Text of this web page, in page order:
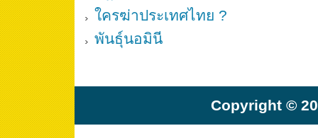
ใครฆ่าประเทศไทย ?
พันธุ์นอมินี
Copyright ©